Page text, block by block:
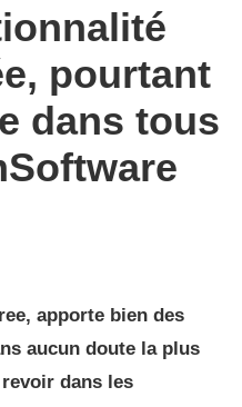
pourtant
dans tous
apporte bien des
aucun doute la plus
dans les